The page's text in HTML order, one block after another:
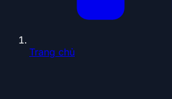
Trang chủ